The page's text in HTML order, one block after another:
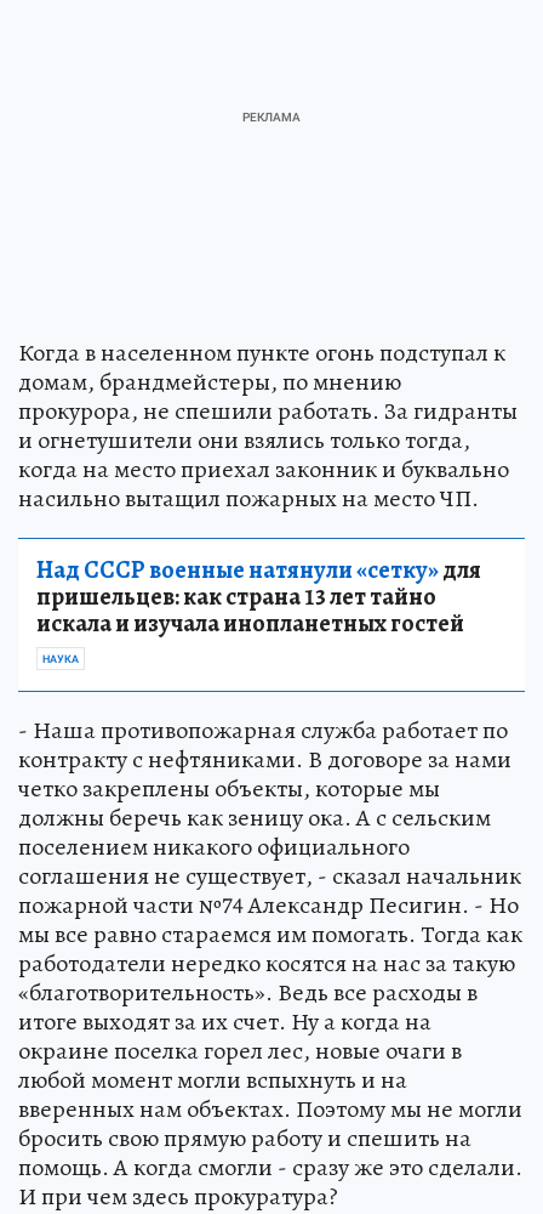
Когда в населенном пункте огонь подступал к
домам, брандмейстеры, по мнению
прокурора, не спешили работать. За гидранты
и огнетушители они взялись только тогда,
когда на место приехал законник и буквально
насильно вытащил пожарных на место ЧП.
Над СССР военные натянули «сетку»для
пришельцев: как страна 13 лет тайно
искала и изучала инопланетных гостей
НАУКА
- Наша противопожарная служба работает по
контракту с нефтяниками. В договоре за нами
четко закреплены объекты, которые мы
должны беречь как зеницу ока. А с сельским
поселением никакого официального
соглашения не существует, - сказал начальник
пожарной части №74 Александр Песигин. - Но
мы все равно стараемся им помогать. Тогда как
работодатели нередко косятся на нас за такую
«благотворительность». Ведь все расходы в
итоге выходят за их счет. Ну а когда на
окраине поселка горел лес, новые очаги в
любой момент могли вспыхнуть и на
вверенных нам объектах. Поэтому мы не могли
бросить свою прямую работу и спешить на
помощь. А когда смогли - сразу же это сделали.
И при чем здесь прокуратура?